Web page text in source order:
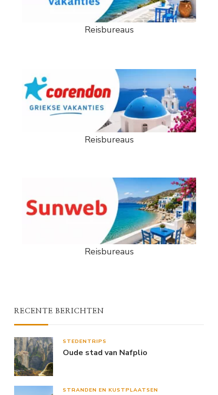
Reisbureaus
Reisbureaus
Reisbureaus
RECENTE BERICHTEN
STEDENTRIPS
Oude stad van Nafplio
STRANDEN EN KUSTPLAATSEN